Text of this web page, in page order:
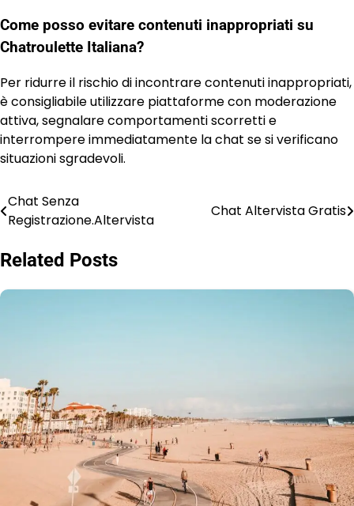
Come posso evitare contenuti inappropriati su
Chatroulette Italiana?
Per ridurre il rischio di incontrare contenuti inappropriati,
è consigliabile utilizzare piattaforme con moderazione
attiva, segnalare comportamenti scorretti e
interrompere immediatamente la chat se si verificano
situazioni sgradevoli.
Post
navigation
Chat Senza
Registrazione.Altervista
Chat Altervista Gratis
Related Posts